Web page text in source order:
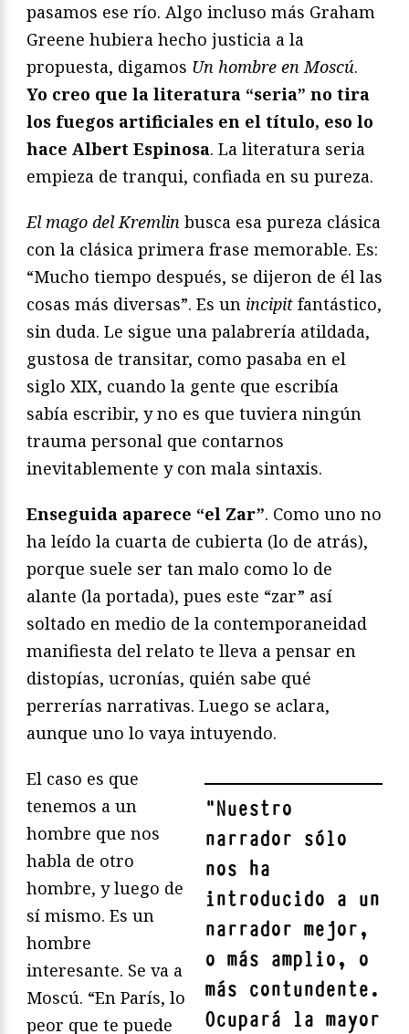
pasamos ese río. Algo incluso más Graham
Greene hubiera hecho justicia a la
propuesta, digamos Un hombre en Moscú.
Yo creo que la literatura “seria” no tira
los fuegos artificiales en el título, eso lo
hace Albert Espinosa. La literatura seria
empieza de tranqui, confiada en su pureza.
El mago del Kremlin busca esa pureza clásica
con la clásica primera frase memorable. Es:
“Mucho tiempo después, se dijeron de él las
cosas más diversas”. Es un incipit fantástico,
sin duda. Le sigue una palabrería atildada,
gustosa de transitar, como pasaba en el
siglo XIX, cuando la gente que escribía
sabía escribir, y no es que tuviera ningún
trauma personal que contarnos
inevitablemente y con mala sintaxis.
Enseguida aparece “el Zar”. Como uno no
ha leído la cuarta de cubierta (lo de atrás),
porque suele ser tan malo como lo de
alante (la portada), pues este “zar” así
soltado en medio de la contemporaneidad
manifiesta del relato te lleva a pensar en
distopías, ucronías, quién sabe qué
perrerías narrativas. Luego se aclara,
aunque uno lo vaya intuyendo.
"Nuestro
narrador sólo
nos ha
introducido a un
narrador mejor,
o más amplio, o
más contundente.
Ocupará la mayor
El caso es que
tenemos a un
hombre que nos
habla de otro
hombre, y luego de
sí mismo. Es un
hombre
interesante. Se va a
Moscú. “En París, lo
peor que te puede